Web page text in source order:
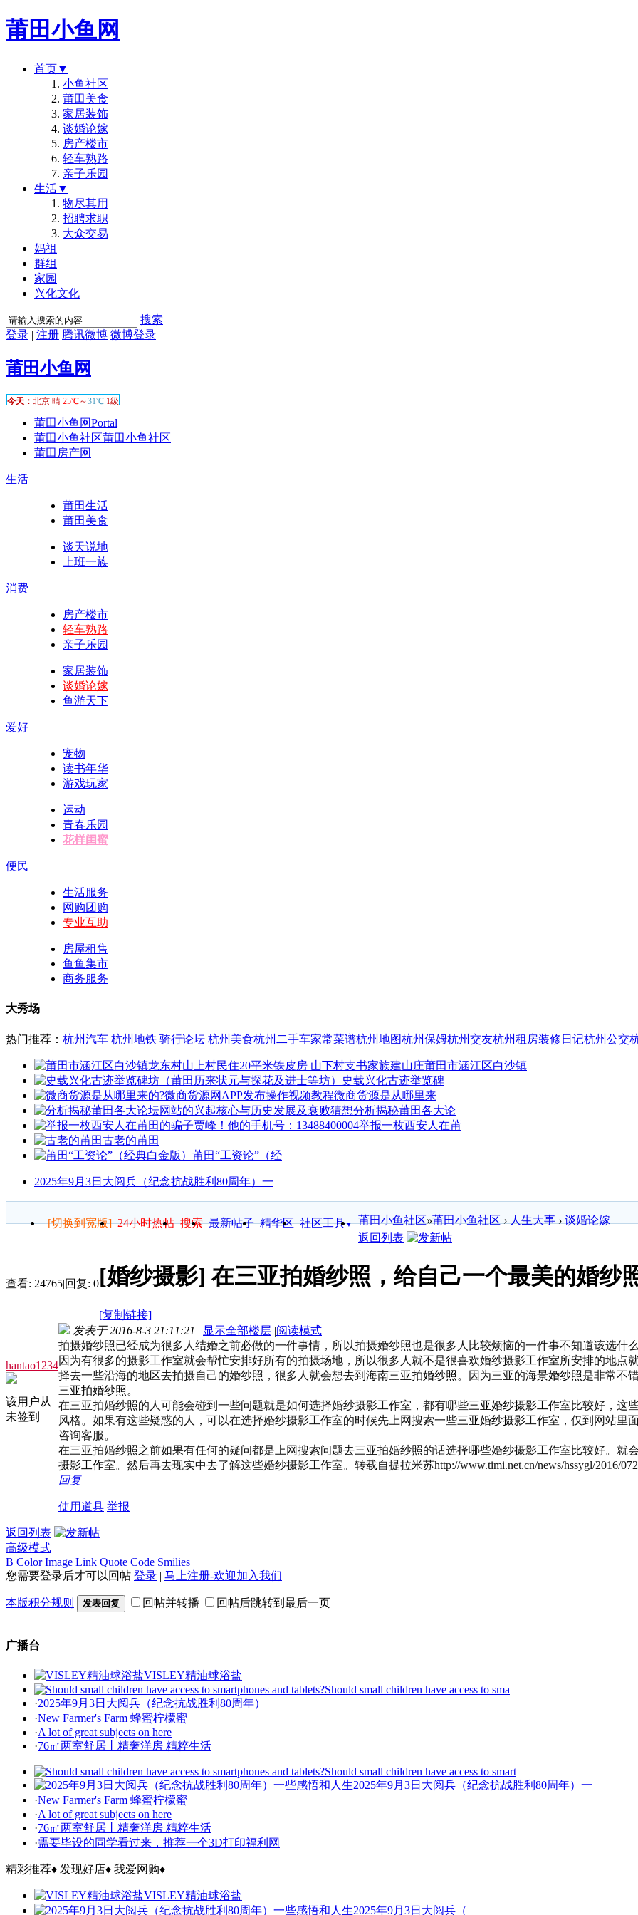
莆田小鱼网
首页▼
小鱼社区
莆田美食
家居装饰
谈婚论嫁
房产楼市
轻车熟路
亲子乐园
生活▼
物尽其用
招聘求职
大众交易
妈祖
群组
家园
兴化文化
搜索
登录 | 注册 腾讯微博 微博登录
莆田小鱼网
莆田小鱼网Portal
莆田小鱼社区莆田小鱼社区
莆田房产网
生活
莆田生活
莆田美食
谈天说地
上班一族
消费
房产楼市
轻车熟路
亲子乐园
家居装饰
谈婚论嫁
鱼游天下
爱好
宠物
读书年华
游戏玩家
运动
青春乐园
花样闺蜜
便民
生活服务
网购团购
专业互助
房屋租售
鱼鱼集市
商务服务
大秀场
热门推荐： 杭州汽车 杭州地铁 骑行论坛 杭州美食杭州二手车家常菜谱杭州地图杭州保姆杭州交友杭州租房装修日记杭州公交
莆田市涵江区白沙镇
史载兴化古迹举览碑
微商货源是从哪里来
分析揭秘莆田各大论
举报一枚西安人在莆
古老的莆田
莆田“工资论”（经
2025年9月3日大阅兵（纪念抗战胜利80周年）一
[切换到宽版] 24小时热帖 搜索 最新帖子 精华区 社区工具▼ 莆田小鱼社区»莆田小鱼社区 › 人生大事 › 谈婚论嫁
返回列表
查看: 24765|回复: 0[婚纱摄影] 在三亚拍婚纱照，给自己一个最美的婚纱
[复制链接]
hantao1234
该用户从
未签到
发表于 2016-8-3 21:11:21 | 显示全部楼层 |阅读模式
拍摄婚纱照已经成为很多人结婚之前必做的一件事情，所以拍摄婚纱照也是很多人比较烦恼的一件事不知道该选什
因为有很多的摄影工作室就会帮忙安排好所有的拍摄场地，所以很多人就不是很喜欢婚纱摄影工作室所安排的地
择去一些沿海的地区去拍摄自己的婚纱照，很多人就会想去到 海南三亚拍婚纱照。因为三亚的海景婚纱照是非常不
三亚拍婚纱照。
在三亚拍婚纱照的人可能会碰到一些问题就是如何选择婚纱摄影工作室，都有哪些三亚婚纱摄影工作室比较好，这
风格。如果有这些疑惑的人，可以在选择婚纱摄影工作室的时候先上网搜索一些三亚婚纱摄影工作室，仅到网站里
咨询客服。
在三亚拍婚纱照之前如果有任何的疑问都是上网搜索问题去三亚拍婚纱照的话选择哪些婚纱摄影工作室比较好。就
摄影工作室。然后再去现实中去了解这些婚纱摄影工作室。转载自提拉米苏http://www.timi.net.cn/news/hssygl/2016/
回复
使用道具 举报
返回列表
高级模式
B Color Image Link Quote Code Smilies
您需要登录后才可以回帖 登录 | 马上注册-欢迎加入我们
本版积分规则 发表回复 回帖并转播 回帖后跳转到最后一页
广播台
VISLEY精油球浴盐
Should small children have access to sma
·2025年9月3日大阅兵（纪念抗战胜利80周年）
·New Farmer's Farm 蜂蜜柠檬蜜
·A lot of great subjects on here
·76㎡两室舒居丨精奢洋房 精粹生活
Should small children have access to smart
2025年9月3日大阅兵（纪念抗战胜利80周年）一
·New Farmer's Farm 蜂蜜柠檬蜜
·A lot of great subjects on here
·76㎡两室舒居丨精奢洋房 精粹生活
·需要毕设的同学看过来，推荐一个3D打印福利网
精彩推荐♦ 发现好店♦ 我爱网购♦
VISLEY精油球浴盐
2025年9月3日大阅兵（